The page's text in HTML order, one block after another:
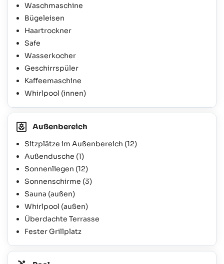
Waschmaschine
Bügeleisen
Haartrockner
Safe
Wasserkocher
Geschirrspüler
Kaffeemaschine
Whirlpool (innen)
Außenbereich
Sitzplätze im Außenbereich (12)
Außendusche (1)
Sonnenliegen (12)
Sonnenschirme (3)
Sauna (außen)
Whirlpool (außen)
Überdachte Terrasse
Fester Grillplatz